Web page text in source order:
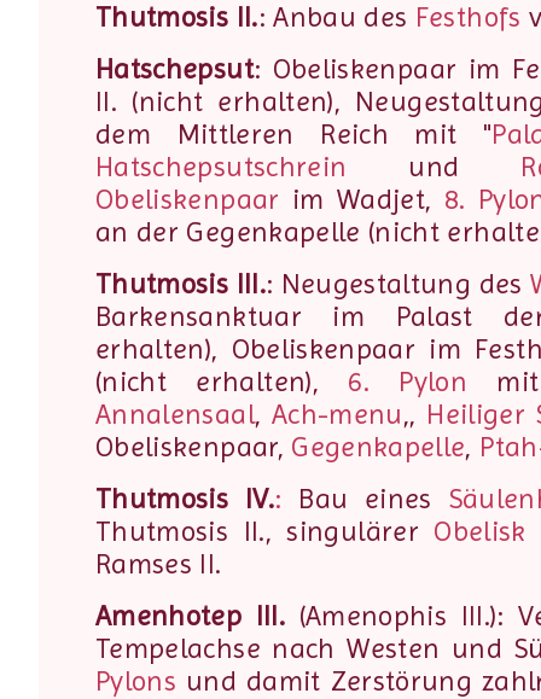
Thutmosis II.: Anbau des Festhofs
Hatschepsut: Obeliskenpaar im
II. (nicht erhalten),
dem Mittleren Reich mit "
Hatschepsutschrein und
Obeliskenpaar im Wadjet, 8.
an der Gegenkapelle (nicht
Thutmosis III.: Neugestaltung des
Barkensanktuar im Palast
erhalten), Obeliskenpaar im
(nicht erhalten), 6. Pylon mit
Annalensaal, Ach-menu,, Heiliger
Obeliskenpaar, Gegenkapelle,
Thutmosis IV.: Bau eines
Thutmosis II., singulärer Obelisk
Ramses II.
Amenhotep III. (Amenophis III.):
Tempelachse nach Westen und
Pylons und damit Zerstörung